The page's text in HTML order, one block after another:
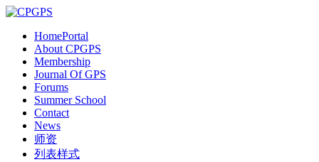
HomePortal
About CPGPS
Membership
Journal Of GPS
Forums
Summer School
Contact
News
师资
列表样式